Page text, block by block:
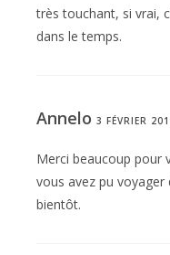
très touchant, si vrai,
dans le temps.
Annelo 3 FÉVRIER
Merci beaucoup pour
vous avez pu voyager
bientôt.